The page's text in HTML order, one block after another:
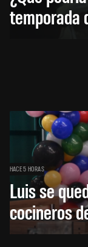
temporada
HACE 5 HORAS
Luis se
cocineros